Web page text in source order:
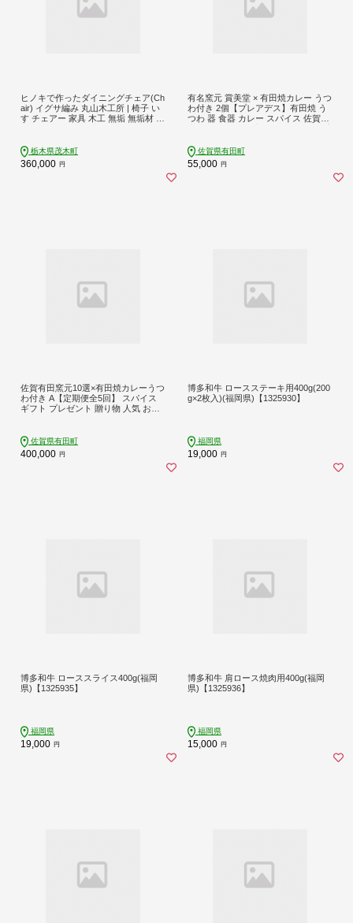
ヒノキで作ったダイニングチェア(Ch
air) イグサ編み 丸山木工所 | 椅子 い
す チェアー 家具 木工 無垢 無垢材 ヒ
栃木県茂木町
360,000 円
有名窯元 賞美堂 × 有田焼カレー うつ
わ付き 2個【プレアデス】有田焼 う
つわ 器 食器 カレー スパイス 佐賀県
佐賀県有田町
55,000 円
佐賀有田窯元10選×有田焼カレーうつ
わ付き A【定期便全5回】 スパイス
ギフト プレゼント 贈り物 人気 お取
佐賀県有田町
400,000 円
博多和牛 ロースステーキ用400g(200
g×2枚入)(福岡県)【1325930】
福岡県
19,000 円
博多和牛 ローススライス400g(福岡
県)【1325935】
福岡県
19,000 円
博多和牛 肩ロース焼肉用400g(福岡
県)【1325936】
福岡県
15,000 円